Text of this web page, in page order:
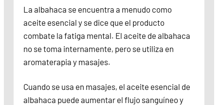
La albahaca se encuentra a menudo como
aceite esencial y se dice que el producto
combate la fatiga mental. El aceite de albahaca
no se toma internamente, pero se utiliza en
aromaterapia y masajes.
Cuando se usa en masajes, el aceite esencial de
albahaca puede aumentar el flujo sanguíneo y